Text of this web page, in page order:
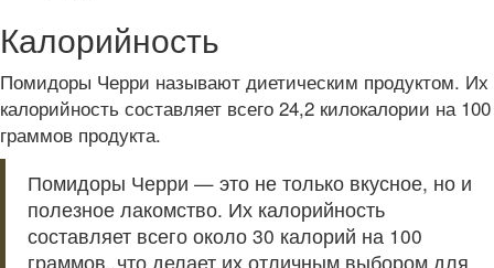
Калорийность
Помидоры Черри называют диетическим продуктом. Их
калорийность составляет всего 24,2 килокалории на 100
граммов продукта.
Помидоры Черри — это не только вкусное, но и
полезное лакомство. Их калорийность
составляет всего около 30 калорий на 100
граммов, что делает их отличным выбором для